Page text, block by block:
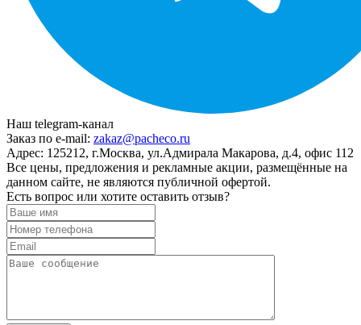
Наш telegram-канал
Заказ по e-mail: zakaz@pacheco.ru
Адрес: 125212, г.Москва, ул.Адмирала Макарова, д.4, офис 112
Все цены, предложения и рекламные акции, размещённые на
данном сайте, не являются публичной офертой.
Есть вопрос или хотите оставить отзыв?